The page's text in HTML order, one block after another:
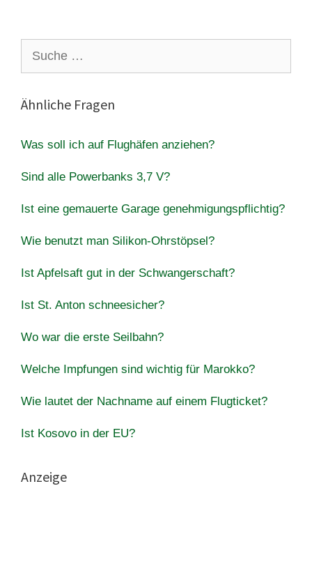
nach:
Ähnliche Fragen
Was soll ich auf Flughäfen anziehen?
Sind alle Powerbanks 3,7 V?
Ist eine gemauerte Garage genehmigungspflichtig?
Wie benutzt man Silikon-Ohrstöpsel?
Ist Apfelsaft gut in der Schwangerschaft?
Ist St. Anton schneesicher?
Wo war die erste Seilbahn?
Welche Impfungen sind wichtig für Marokko?
Wie lautet der Nachname auf einem Flugticket?
Ist Kosovo in der EU?
Anzeige